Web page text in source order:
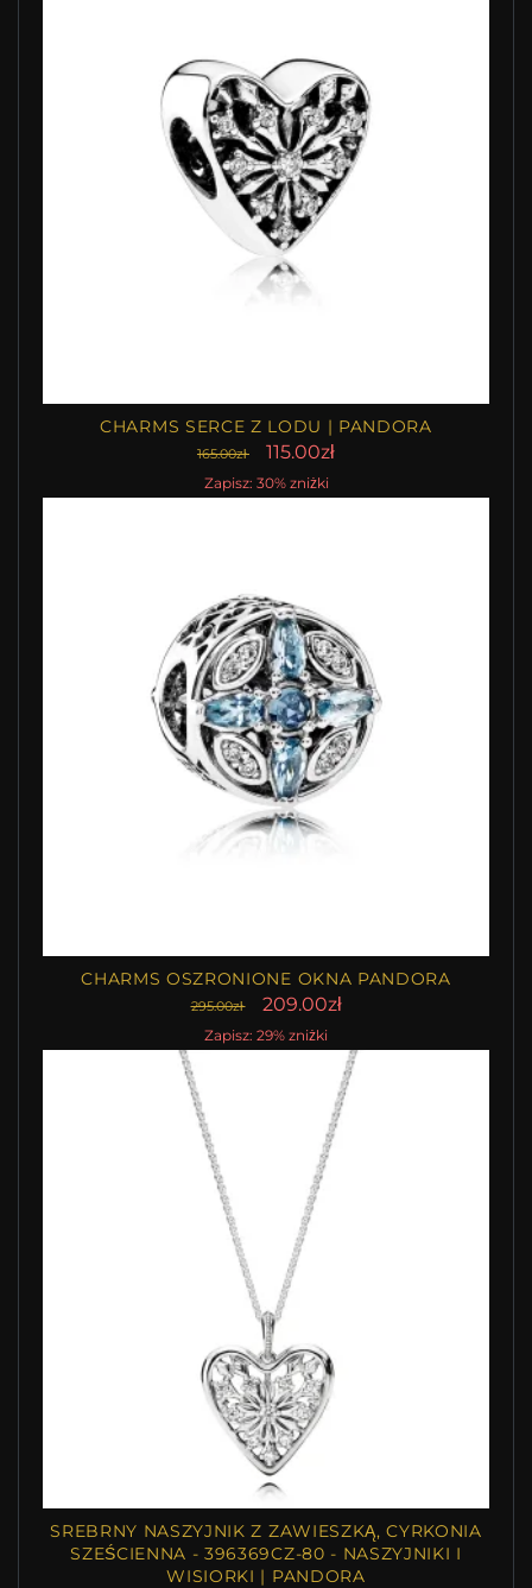
CHARMS SERCE Z LODU | PANDORA
165.00zł 115.00zł
Zapisz: 30% zniżki
CHARMS OSZRONIONE OKNA PANDORA
295.00zł 209.00zł
Zapisz: 29% zniżki
SREBRNY NASZYJNIK Z ZAWIESZKĄ, CYRKONIA
SZEŚCIENNA - 396369CZ-80 - NASZYJNIKI I
WISIORKI | PANDORA